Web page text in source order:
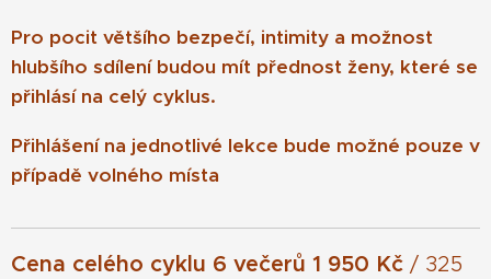
Pro pocit většího bezpečí, intimity a možnost
hlubšího sdílení budou mít přednost ženy, které se
přihlásí na celý cyklus.
Přihlášení na jednotlivé lekce bude možné pouze v
případě volného místa
Cena celého cyklu 6 večerů 1 950 Kč / 325